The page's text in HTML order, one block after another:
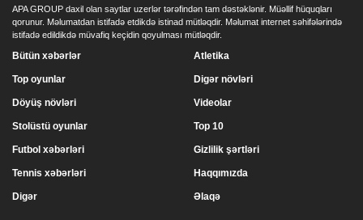
APA GROUP daxil olan saytlar uzerlər tərəfindən tam dəstəklənir. Müəllif hüquqları
qorunur. Məlumatdan istifadə etdikdə istinad mütləqdir. Məlumat internet səhifələrində
istifadə edildikdə müvafiq keçidin qoyulması mütləqdir.
Bütün xəbərlər
Top oyunlar
Döyüş növləri
Stolüstü oyunlar
Atletika
Digər növləri
Videolar
Top 10
Futbol xəbərləri
Tennis xəbərləri
Digər
Gizlilik şərtləri
Haqqımızda
Əlaqə